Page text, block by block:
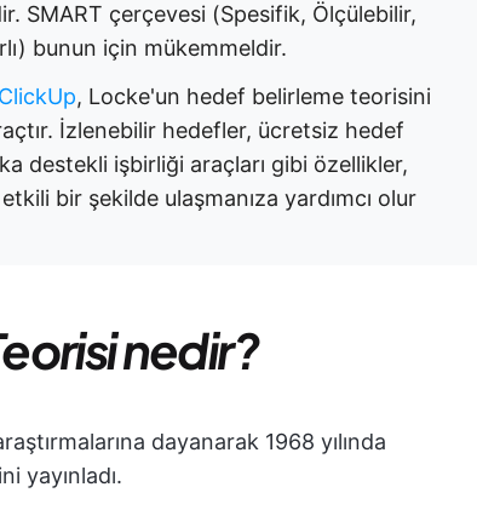
SMART çerçevesi (Spesifik, Ölçülebilir,
bunun için mükemmeldir.
ClickUp, Locke'un hedef belirleme teorisini
İzlenebilir hedefler, ücretsiz hedef
destekli işbirliği araçları gibi özellikler,
bir şekilde ulaşmanıza yardımcı olur
nedir?
dayanarak 1968 yılında
yayınladı.